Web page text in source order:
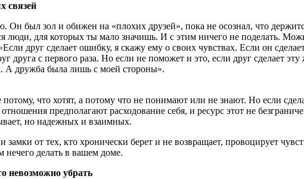
связей
Он был зол и обижен на «плохих друзей», пока не осознал, что
люди, для которых ты мало значишь. И с этим ничего не поделать.
друг сделает ошибку, я скажу ему о своих чувствах. Если он
друга с первого раза. Но если не поможет и это, если друг сделает
А дружба была лишь с моей стороны».
что хотят, а потому что не понимают или не знают. Но если
предполагают расходование себя, и ресурс этот не
но надежных и взаимных.
от тех, кто хронически берет и не возвращает, провоцирует
делать в вашем доме.
невозможно убрать